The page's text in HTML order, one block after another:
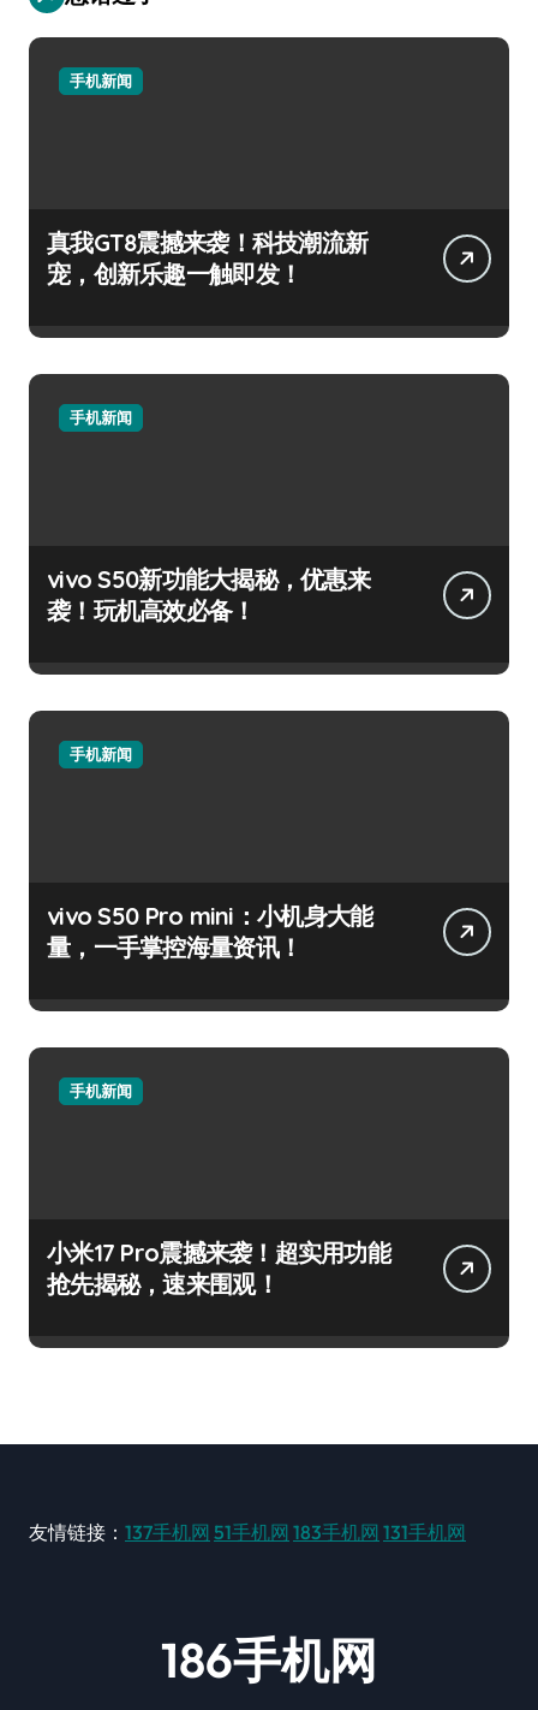
手机新闻
真我GT8震撼来袭！科技潮流新
宠，创新乐趣一触即发！
手机新闻
vivo S50新功能大揭秘，优惠来
袭！玩机高效必备！
手机新闻
vivo S50 Pro mini：小机身大能
量，一手掌控海量资讯！
手机新闻
小米17 Pro震撼来袭！超实用功能
抢先揭秘，速来围观！
友情链接： 137手机网 51手机网 183手机网 131手机网
186手机网